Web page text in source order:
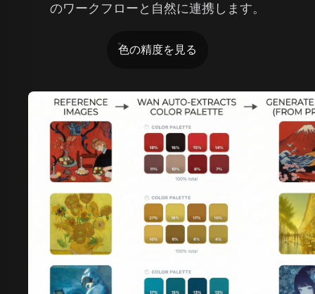
のワークフローと自然に連携します。
色の精度を見る